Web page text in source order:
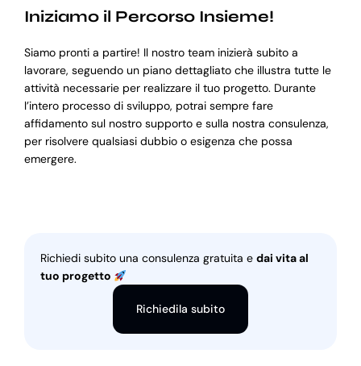
Iniziamo il Percorso Insieme!
Siamo pronti a partire! Il nostro team inizierà subito a
lavorare, seguendo un piano dettagliato che illustra tutte le
attività necessarie per realizzare il tuo progetto. Durante
l’intero processo di sviluppo, potrai sempre fare
affidamento sul nostro supporto e sulla nostra consulenza,
per risolvere qualsiasi dubbio o esigenza che possa
emergere.
Richiedi subito una consulenza gratuita e dai vita al
tuo progetto
Richiedila subito